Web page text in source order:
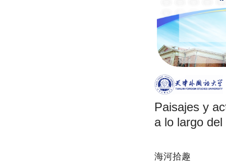
Paisajes y
a lo largo
海河拾趣